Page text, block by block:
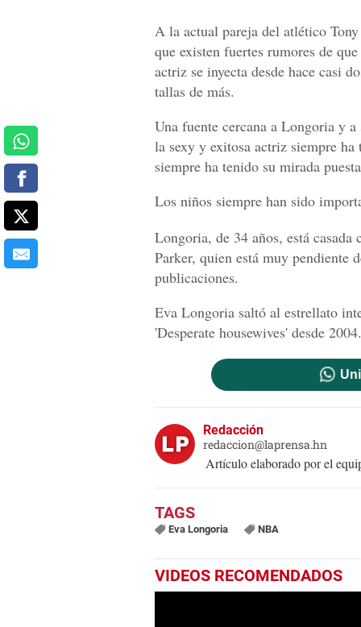
A la actual pareja del atlético
que existen fuertes rumores de
actriz se inyecta desde hace casi
tallas de más.
Una fuente cercana a Longoria y
la sexy y exitosa actriz siempre
siempre ha tenido su mirada
Los niños siempre han sido
Longoria, de 34 años, está
Parker, quien está muy pendiente
publicaciones.
Eva Longoria saltó al estrellato
'Desperate housewives' desde 2004.
Redacción
redaccion@laprensa.hn
Artículo elaborado por el
Eva Longoria NBA
VIDEOS RECOMENDADOS